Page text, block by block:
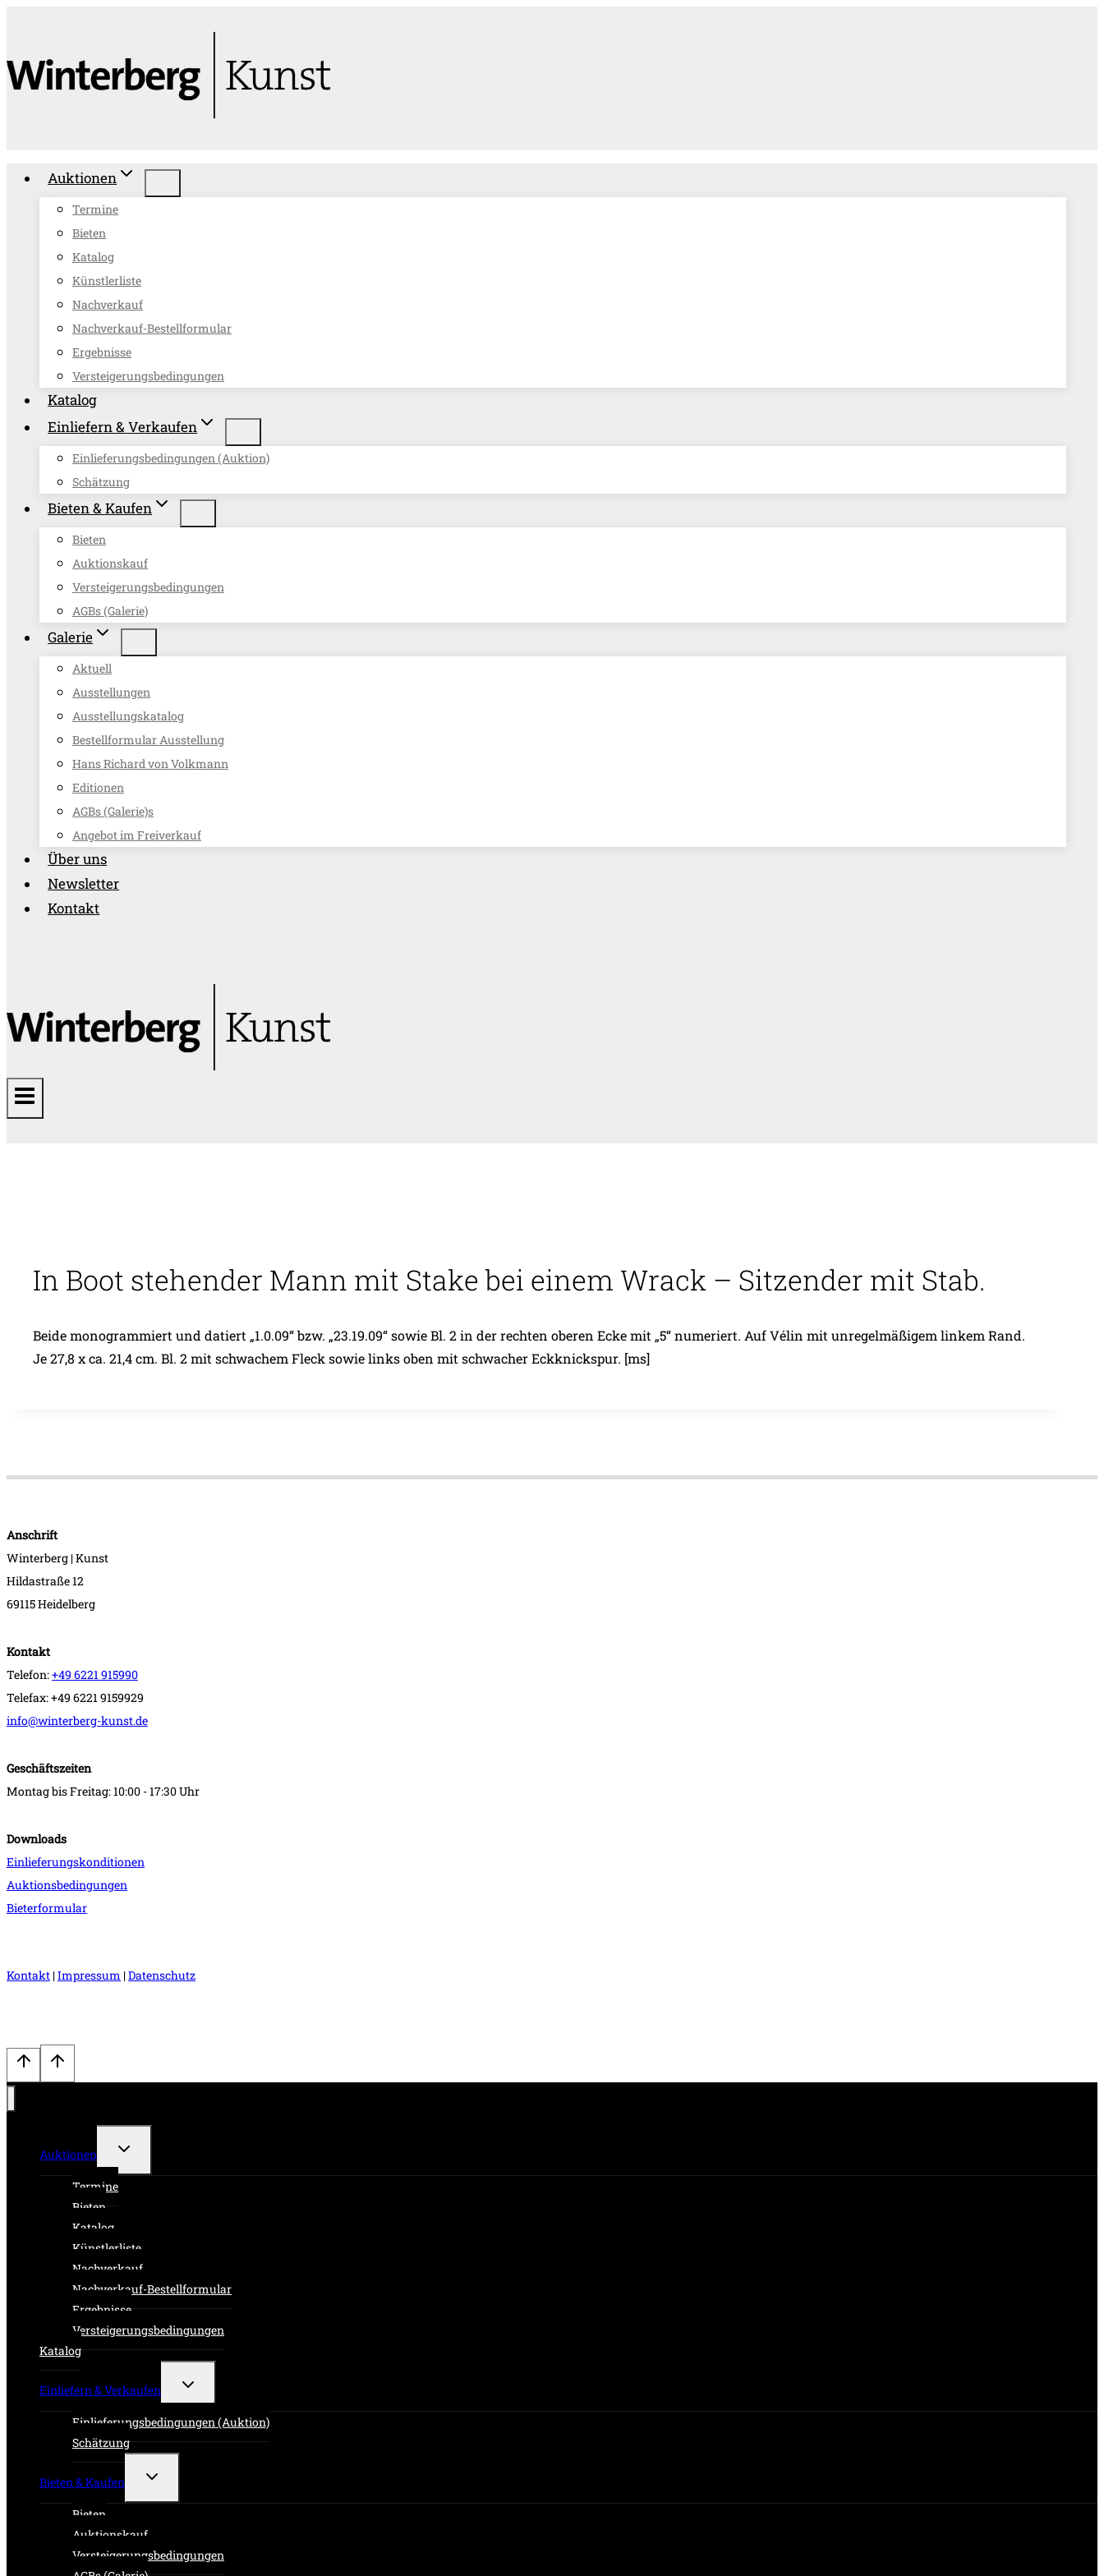
springen
Auktionen
Termine
Bieten
Katalog
Künstlerliste
Nachverkauf
Nachverkauf-Bestellformular
Ergebnisse
Versteigerungsbedingungen
Katalog
Einliefern & Verkaufen
Einlieferungsbedingungen (Auktion)
Schätzung
Bieten & Kaufen
Bieten
Auktionskauf
Versteigerungsbedingungen
AGBs (Galerie)
Galerie
Aktuell
Ausstellungen
Ausstellungskatalog
Bestellformular Ausstellung
Hans Richard von Volkmann
Editionen
AGBs (Galerie)s
Angebot im Freiverkauf
Über uns
Newsletter
Kontakt
In Boot stehender Mann mit Stake bei einem Wrack – Sitzender mit Stab.
Beide monogrammiert und datiert „1.0.09“ bzw. „23.19.09“ sowie Bl. 2 in der rechten oberen Ecke mit „5“ numeriert. Auf Vélin mit unregelmäßigem linkem Rand.
Je 27,8 x ca. 21,4 cm. Bl. 2 mit schwachem Fleck sowie links oben mit schwacher Eckknickspur. [ms]
Anschrift
Winterberg | Kunst
Hildastraße 12
69115 Heidelberg
Kontakt
Telefon:+49 6221 915990
Telefax: +49 6221 9159929
info@winterberg-kunst.de
Geschäftszeiten
Montag bis Freitag: 10:00 - 17:30 Uhr
Downloads
Einlieferungskonditionen
Auktionsbedingungen
Bieterformular
Kontakt |Impressum |Datenschutz
Auktionen
Untermenü
Termine
Bieten
Katalog
Künstlerliste
Nachverkauf
Nachverkauf-Bestellformular
Ergebnisse
Versteigerungsbedingungen
Katalog
Einliefern & Verkaufen
Untermenü
Einlieferungsbedingungen (Auktion)
Schätzung
Bieten & Kaufen
Untermenü
Bieten
Auktionskauf
Versteigerungsbedingungen